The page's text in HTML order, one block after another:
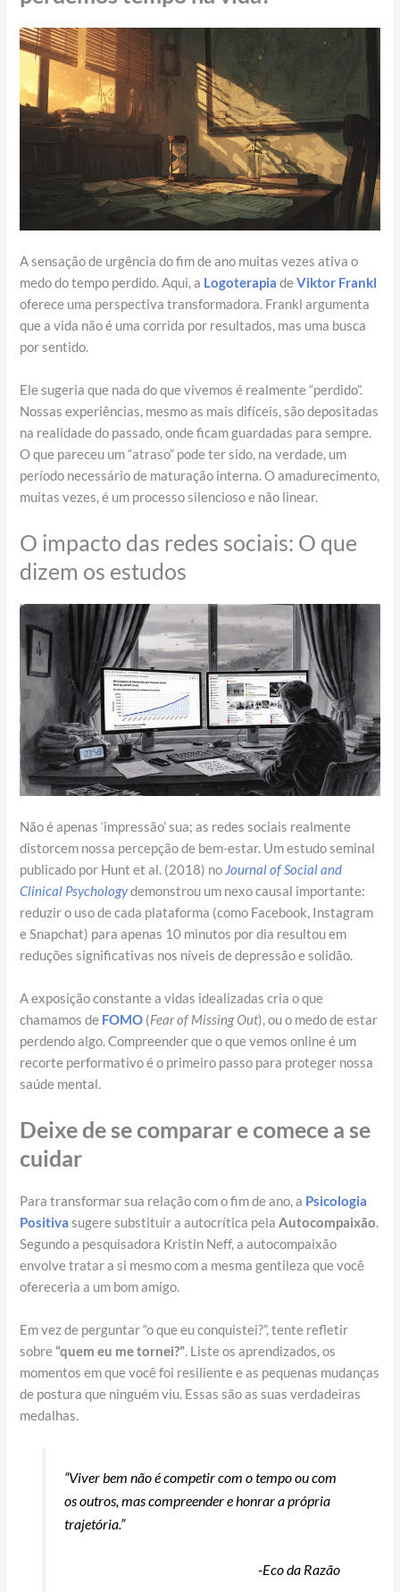
A sensação de urgência do fim de ano muitas vezes ativa o
medo do tempo perdido. Aqui, a Logoterapia deViktor Frankl
oferece uma perspectiva transformadora. Frankl argumenta
que a vida não é uma corrida por resultados, mas uma busca
por sentido.
Ele sugeria que nada do que vivemos é realmente “perdido”.
Nossas experiências, mesmo as mais difíceis, são depositadas
na realidade do passado, onde ficam guardadas para sempre.
O que pareceu um “atraso” pode ter sido, na verdade, um
período necessário de maturação interna. O amadurecimento,
muitas vezes, é um processo silencioso e não linear.
O impacto das redes sociais: O que
dizem os estudos
Não é apenas ‘impressão’ sua; as redes sociais realmente
distorcem nossa percepção de bem-estar. Um estudo seminal
publicado por Hunt et al. (2018) noJournal of Social and
Clinical Psychologydemonstrou um nexo causal importante:
reduzir o uso de cada plataforma (como Facebook, Instagram
e Snapchat) para apenas 10 minutos por dia resultou em
reduções significativas nos níveis de depressão e solidão.
A exposição constante a vidas idealizadas cria o que
chamamos de FOMO (Fear of Missing Out), ou o medo de estar
perdendo algo. Compreender que o que vemos online é um
recorte performativo é o primeiro passo para proteger nossa
saúde mental.
Deixe de se comparar e comece a se
cuidar
Para transformar sua relação com o fim de ano, a Psicologia
Positiva sugere substituir a autocrítica pelaAutocompaixão.
Segundo a pesquisadora Kristin Neff, a autocompaixão
envolve tratar a si mesmo com a mesma gentileza que você
ofereceria a um bom amigo.
Em vez de perguntar “o que eu conquistei?”, tente refletir
sobre“quem eu me tornei?”. Liste os aprendizados, os
momentos em que você foi resiliente e as pequenas mudanças
de postura que ninguém viu. Essas são as suas verdadeiras
medalhas.
“Viver bem não é competir com o tempo ou com
os outros, mas compreender e honrar a própria
trajetória.”
-Eco da Razão